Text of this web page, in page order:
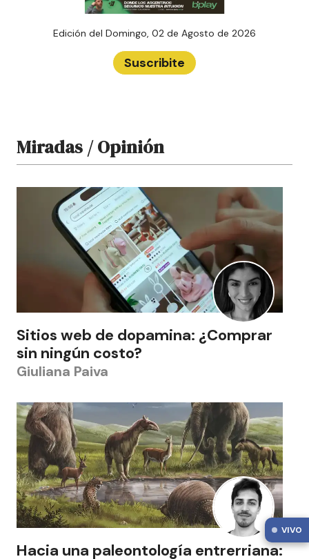
VIVO
Edición del Domingo, 02 de Agosto de 2026
Suscribite
Miradas / Opinión
Sitios web de dopamina: ¿Comprar
sin ningún costo?
Giuliana Paiva
Hacia una paleontología entrerriana: